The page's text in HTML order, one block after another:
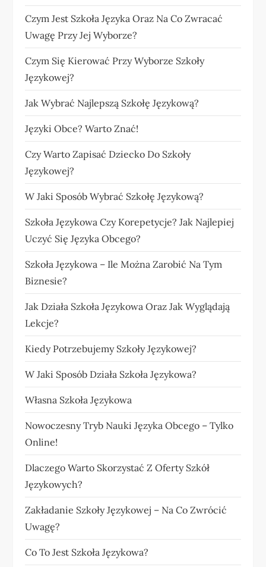
Czym Jest Szkoła Języka Oraz Na Co Zwracać
Uwagę Przy Jej Wyborze?
Czym Się Kierować Przy Wyborze Szkoły
Językowej?
Jak Wybrać Najlepszą Szkołę Językową?
Języki Obce? Warto Znać!
Czy Warto Zapisać Dziecko Do Szkoły
Językowej?
W Jaki Sposób Wybrać Szkołę Językową?
Szkoła Językowa Czy Korepetycje? Jak Najlepiej
Uczyć Się Języka Obcego?
Szkoła Językowa – Ile Można Zarobić Na Tym
Biznesie?
Jak Działa Szkoła Językowa Oraz Jak Wyglądają
Lekcje?
Kiedy Potrzebujemy Szkoły Językowej?
W Jaki Sposób Działa Szkoła Językowa?
Własna Szkoła Językowa
Nowoczesny Tryb Nauki Języka Obcego – Tylko
Online!
Dlaczego Warto Skorzystać Z Oferty Szkół
Językowych?
Zakładanie Szkoły Językowej – Na Co Zwrócić
Uwagę?
Co To Jest Szkoła Językowa?